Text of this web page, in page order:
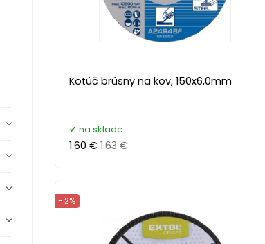
Kotúč brúsny na kov, 150x6,0mm
na sklade
1.60 € 1.63 €
- 2%